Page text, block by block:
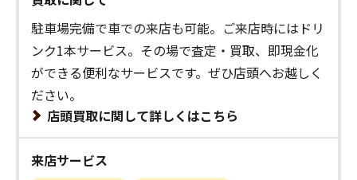
駐車場完備で車での来店も可能。ご来店時にはドリ
ンク1本サービス。その場で査定・買取、即現金化
ができる便利なサービスです。ぜひ店頭へお越しく
ださい。
店頭買取に関して詳しくはこちら
来店サービス